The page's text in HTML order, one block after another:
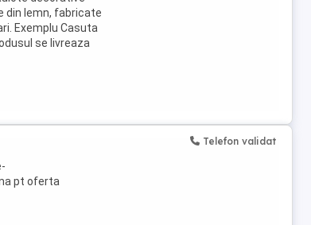
din lemn, fabricate
Exemplu Casuta
se livreaza
pt oferta
Telefon validat